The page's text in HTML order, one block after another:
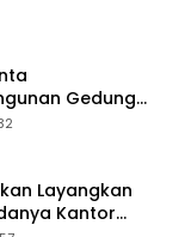
Gedung
Layangkan
Kantor